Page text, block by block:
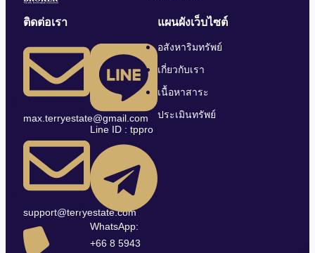
ติดต่อเรา
max.terryestate@gmail.com
support@terryestate.com
Line ID : tppro
WhatsApp:
+66 8 5943
แผนผังเว็บไซต์
อสังหาริมทรัพย์
เกี่ยวกับเรา
เนื้อหาสาระ
ประเมินทรัพย์